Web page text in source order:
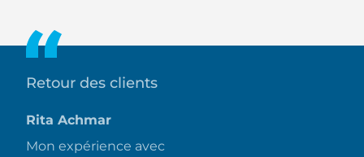
Retour des clients
Rita Achmar
Mon expérience avec